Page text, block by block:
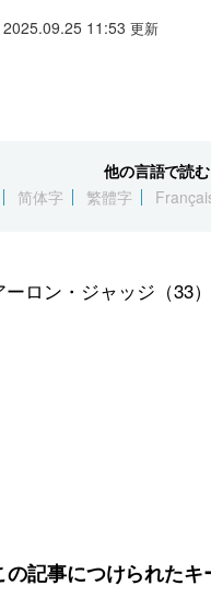
11:53 更新
他の言語で読む
简体字 繁體字
ロン・ジャッジ（33
の記事につけられたキ